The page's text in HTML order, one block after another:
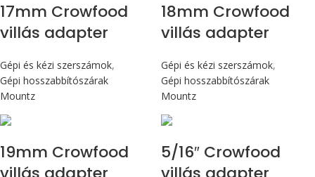
17mm Crowfood
villás adapter
Gépi és kézi szerszámok,
Gépi hosszabbítószárak
Mountz
18mm Crowfood
villás adapter
Gépi és kézi szerszámok,
Gépi hosszabbítószárak
Mountz
19mm Crowfood
5/16″ Crowfood